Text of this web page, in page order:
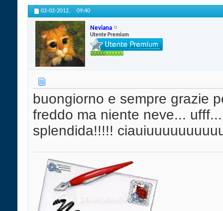
02-02-2012, 09:40
Neviana
Utente Premium
buongiorno e sempre grazie
freddo ma niente neve...
splendida!!!!!